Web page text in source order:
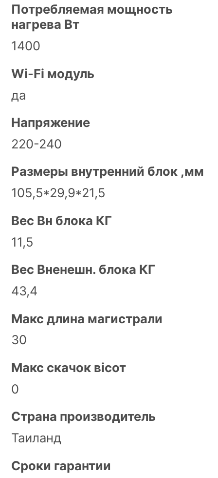
Потребляемая мощность
нагрева Вт
1400
Wi-Fi модуль
да
Напряжение
220-240
Размеры внутренний блок ,мм
105,5*29,9*21,5
Вес Вн блока КГ
11,5
Вес Вненешн. блока КГ
43,4
Макс длина магистрали
30
Макс скачок вісот
0
Страна производитель
Таиланд
Сроки гарантии